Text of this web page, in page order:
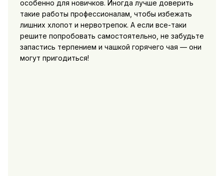
особенно для новичков. Иногда лучше доверить
такие работы профессионалам, чтобы избежать
лишних хлопот и нервотрепок. А если все-таки
решите попробовать самостоятельно, не забудьте
запастись терпением и чашкой горячего чая — они
могут пригодиться!